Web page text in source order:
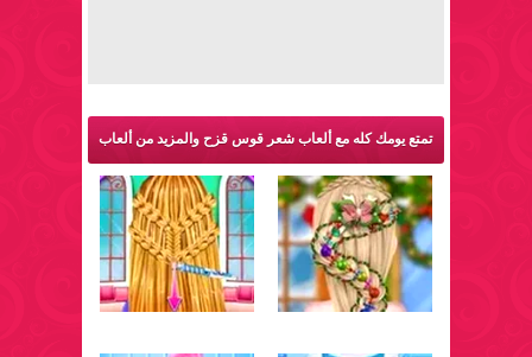
تمتع يومك كله مع ألعاب شعر قوس قزح والمزيد من ألعاب
قص الشعر: